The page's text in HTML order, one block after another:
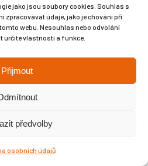
jako jsou soubory cookies. Souhlas s
zpracovávat údaje, jako je chování při
webu. Nesouhlas nebo odvolání
určité vlastnosti a funkce.
Přijmout
předvolby
osobních údajů
s.r.o. |Tvorba webových stránek
SEO